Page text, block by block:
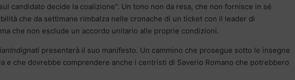
candidato decide la coalizione”. Un tono non da resa, che non fornisce in sé
che da settimane rimbalza nelle cronache di un ticket con il leader di
che non esclude un accordo unitario alle proprie condizioni.
presenterà il suo manifesto. Un cammino che prosegue sotto le insegne
e che dovrebbe comprendere anche i centristi di Saverio Romano che potrebbero